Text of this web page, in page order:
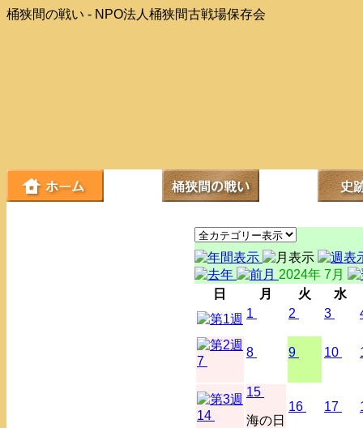
桶狭間の戦い - NPO法人桶狭間古戦場保存会
2024年 7月
日
月 火
水
1
2 3
7
8 9 10
14
15
海の日
16 17